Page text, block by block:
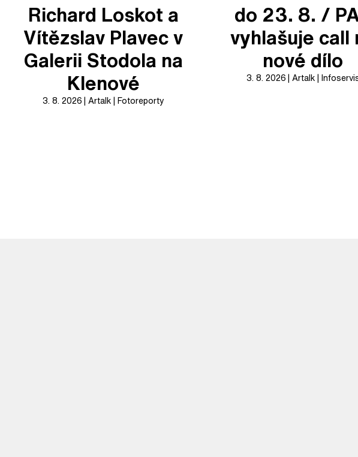
Richard Loskot a
Vítězslav Plavec v
Galerii Stodola na
Klenové
3. 8. 2026 Artalk Fotoreporty
do 23. 8. /
vyhlašuje call
nové dílo
3. 8. 2026 Artalk